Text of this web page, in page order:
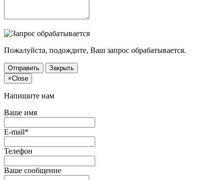
Пожалуйста, подождите, Ваш запрос обрабатывается.
Отправить
Закрыть
×Close
Напишите нам
Ваше имя
E-mail*
Телефон
Ваше сообщение